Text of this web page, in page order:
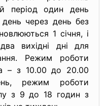
період один день
через день без
1 січня, і
вихідні дні для
Режим роботи
– з 10.00 до 20.00
режим роботи
з 9 до 18 годин з